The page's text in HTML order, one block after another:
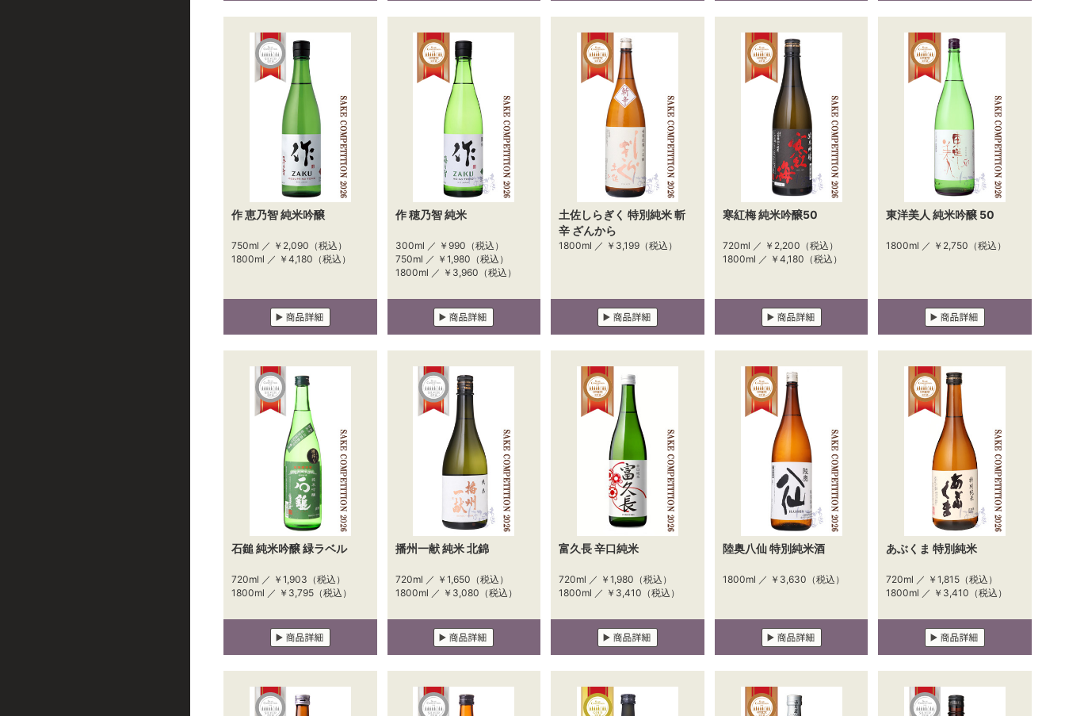
作 恵乃智 純米吟醸
750ml ／ ￥2,090 （税込）
1800ml ／ ￥4,180 （税込）
作 穂乃智 純米
300ml ／ ￥990 （税込）
750ml ／ ￥1,980 （税込）
1800ml ／ ￥3,960 （税込）
土佐しらぎく 特別純米 斬
辛 ざんから
1800ml ／ ￥3,199 （税込）
寒紅梅 純米吟醸50
720ml ／ ￥2,200 （税込）
1800ml ／ ￥4,180 （税込）
東洋美人 純米吟醸 50
1800ml ／ ￥2,750 （税込）
石鎚 純米吟醸 緑ラベル
720ml ／ ￥1,903 （税込）
1800ml ／ ￥3,795 （税込）
播州一献 純米 北錦
720ml ／ ￥1,650 （税込）
1800ml ／ ￥3,080 （税込）
富久長 辛口純米
720ml ／ ￥1,980 （税込）
1800ml ／ ￥3,410 （税込）
陸奥八仙 特別純米酒
1800ml ／ ￥3,630 （税込）
あぶくま 特別純米
720ml ／ ￥1,815 （税込）
1800ml ／ ￥3,410 （税込）